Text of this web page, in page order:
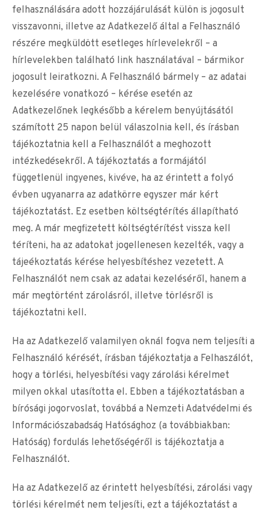
felhasználására adott hozzájárulását külön is jogosult
visszavonni, illetve az Adatkezelő által a Felhasználó
részére megküldött esetleges hírlevelekről – a
hírlevelekben található link használatával – bármikor
jogosult leiratkozni. A Felhasználó bármely – az adatai
kezelésére vonatkozó – kérése esetén az
Adatkezelőnek legkésőbb a kérelem benyújtásától
számított 25 napon belül válaszolnia kell, és írásban
tájékoztatnia kell a Felhasználót a meghozott
intézkedésekről. A tájékoztatás a formájától
függetlenül ingyenes, kivéve, ha az érintett a folyó
évben ugyanarra az adatkörre egyszer már kért
tájékoztatást. Ez esetben költségtérítés állapítható
meg. A már megfizetett költségtérítést vissza kell
téríteni, ha az adatokat jogellenesen kezelték, vagy a
tájeékoztatás kérése helyesbítéshez vezetett. A
Felhasználót nem csak az adatai kezeléséről, hanem a
már megtörtént zárolásról, illetve törlésről is
tájékoztatni kell.
Ha az Adatkezelő valamilyen oknál fogva nem teljesíti a
Felhasználó kérését, írásban tájékoztatja a Felhaszálót,
hogy a törlési, helyesbítési vagy zárolási kérelmet
milyen okkal utasította el. Ebben a tájékoztatásban a
bírósági jogorvoslat, továbbá a Nemzeti Adatvédelmi és
Információszabadság Hatósághoz (a továbbiakban:
Hatóság) fordulás lehetőségéről is tájékoztatja a
Felhasználót.
Ha az Adatkezelő az érintett helyesbítési, zárolási vagy
törlési kérelmét nem teljesíti, ezt a tájékoztatást a